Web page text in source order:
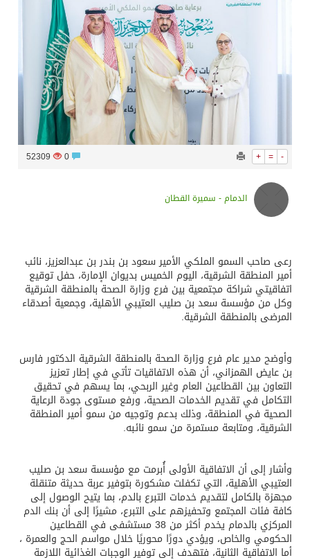
المحكمة العليا غدٍ الخميس هو المكمل لشهر رمضان
+ = -
52309
الدمام - سميرة القطان
رعى صاحب السمو الملكي الأمير سعود بن بندر بن عبدالعزيز، نائب
أمير المنطقة الشرقية، اليوم الخميس بديوان الإمارة، حفل توقيع
اتفاقيتي شراكة مجتمعية بين فرع وزارة الصحة بالمنطقة الشرقية
وكل من مؤسسة سعد بن صليب العتيبي الأهلية، وجمعية أصدقاء
المرضى بالمنطقة الشرقية.
وأوضح مدير عام فرع وزارة الصحة بالمنطقة الشرقية الدكتور فارس
بن عايض الهمزاني، أن هذه الاتفاقيات تأتي في إطار تعزيز
التعاون بين القطاعين العام وغير الربحي، بما يسهم في تحقيق
التكامل في تقديم الخدمات الصحية، ورفع مستوى جودة الرعاية
الصحية في المنطقة، وذلك بدعم وتوجيه من سمو أمير المنطقة
الشرقية، ومتابعة مستمرة من سمو نائبه.
وأشار إلى أن الاتفاقية الأولى أُبرمت مع مؤسسة سعد بن صليب
العتيبي الأهلية، التي تكفلت مشكورة بتوفير عربة حديثة متنقلة
مجهزة بالكامل لتقديم خدمات التبرع بالدم، بما يتيح الوصول إلى
كافة فئات المجتمع وتحفيزهم على التبرع، مشيرًا إلى أن بنك الدم
المركزي بالدمام يخدم أكثر من 38 مستشفى في القطاعين
الحكومي والخاص، ويؤدي دورًا محوريًا خلال مواسم الحج والعمرة ،
أما الاتفاقية الثانية، فتهدف إلى توفير الوجبات الغذائية اللازمة